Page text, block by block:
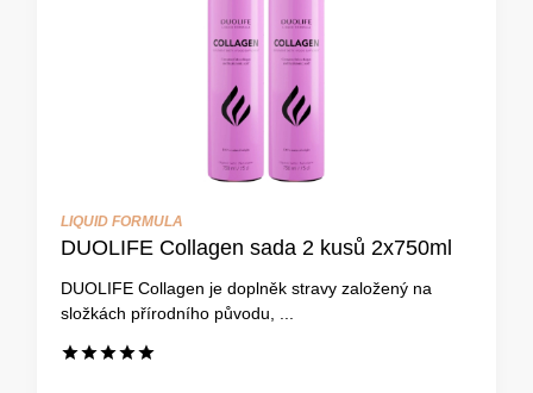
LIQUID FORMULA
DUOLIFE Collagen sada 2 kusů 2x750ml
DUOLIFE Collagen je doplněk stravy založený na
složkách přírodního původu, ...